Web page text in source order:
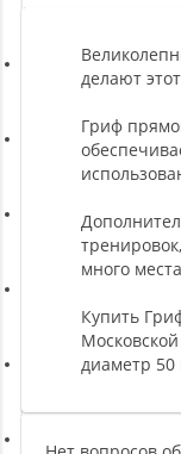
Инверсионные
Легкая атлетика
Прочее
Ремни, Пояса и
Сапборды
делают
Гриф
много
Купить
диаметр